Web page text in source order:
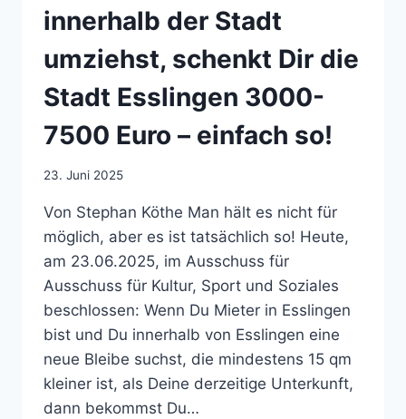
innerhalb der Stadt
umziehst, schenkt Dir die
Stadt Esslingen 3000-
7500 Euro – einfach so!
23. Juni 2025
Von Stephan Köthe Man hält es nicht für
möglich, aber es ist tatsächlich so! Heute,
am 23.06.2025, im Ausschuss für
Ausschuss für Kultur, Sport und Soziales
beschlossen: Wenn Du Mieter in Esslingen
bist und Du innerhalb von Esslingen eine
neue Bleibe suchst, die mindestens 15 qm
kleiner ist, als Deine derzeitige Unterkunft,
dann bekommst Du…